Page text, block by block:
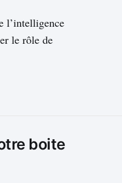
l’intelligence
le rôle de
boite